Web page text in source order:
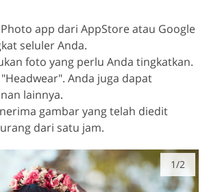
app dari AppStore atau Google
seluler Anda.
foto yang perlu Anda tingkatkan.
Anda juga dapat
lainnya.
gambar yang telah diedit
dari satu jam.
1/2